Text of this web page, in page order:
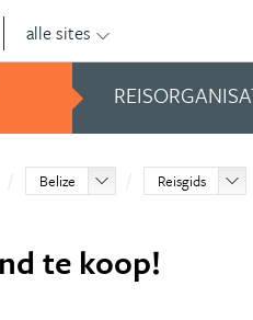
alle sites
Belize Reisgids
te koop!